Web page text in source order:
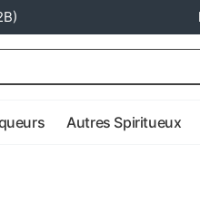
Autres Spiritueux